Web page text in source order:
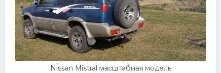
Nissan Mistral масштабная модель